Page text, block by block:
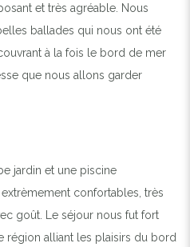
et très agréable. Nous
ballades qui nous ont été
à la fois le bord de mer
que nous allons garder
jardin et une piscine
confortables, très
goût. Le séjour nous fut fort
région alliant les plaisirs du bord